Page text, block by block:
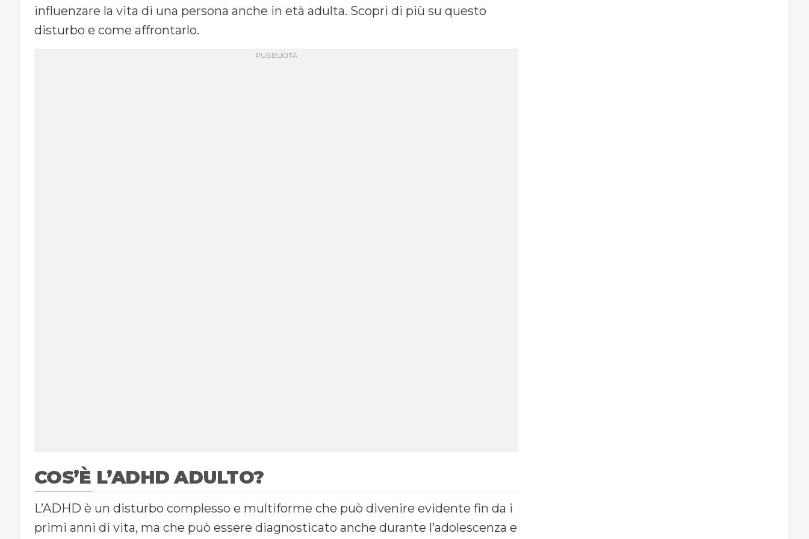
influenzare la vita di una persona anche in età adulta. Scopri di più su questo
disturbo e come affrontarlo.
COS’È L’ADHD ADULTO?
L’ADHD è un disturbo complesso e multiforme che può divenire evidente fin da i
primi anni di vita, ma che può essere diagnosticato anche durante l’adolescenza e